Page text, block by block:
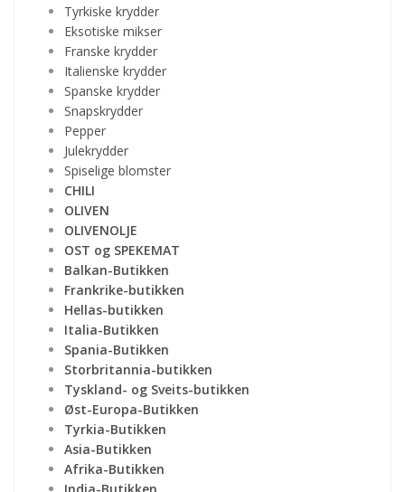
Tyrkiske krydder
Eksotiske mikser
Franske krydder
Italienske krydder
Spanske krydder
Snapskrydder
Pepper
Julekrydder
Spiselige blomster
CHILI
OLIVEN
OLIVENOLJE
OST og SPEKEMAT
Balkan-Butikken
Frankrike-butikken
Hellas-butikken
Italia-Butikken
Spania-Butikken
Storbritannia-butikken
Tyskland- og Sveits-butikken
Øst-Europa-Butikken
Tyrkia-Butikken
Asia-Butikken
Afrika-Butikken